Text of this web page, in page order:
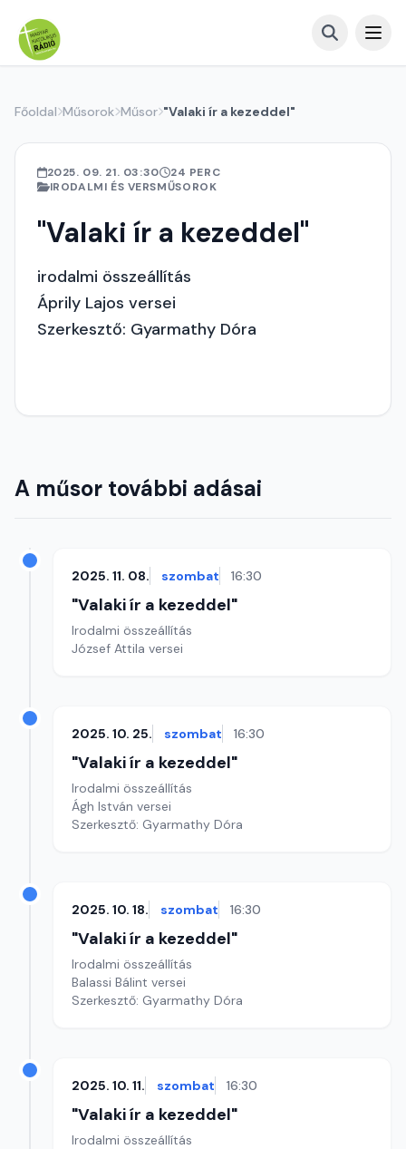
Főoldal Műsorok Műsor "Valaki ír a kezeddel"
2025. 09. 21. 03:30
24 PERC
IRODALMI ÉS VERSMŰSOROK
"Valaki ír a kezeddel"
irodalmi összeállítás
Áprily Lajos versei
Szerkesztő: Gyarmathy Dóra
A műsor további adásai
2025. 11. 08. szombat 16:30
"Valaki ír a kezeddel"
Irodalmi összeállítás
József Attila versei
2025. 10. 25. szombat 16:30
"Valaki ír a kezeddel"
Irodalmi összeállítás
Ágh István versei
Szerkesztő: Gyarmathy Dóra
2025. 10. 18. szombat 16:30
"Valaki ír a kezeddel"
Irodalmi összeállítás
Balassi Bálint versei
Szerkesztő: Gyarmathy Dóra
2025. 10. 11. szombat 16:30
"Valaki ír a kezeddel"
Irodalmi összeállítás